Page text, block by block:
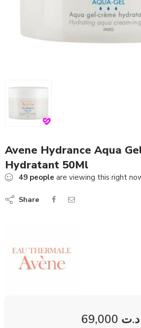
Avene Hydrance Aqua
Hydratant 50Ml
49 people are viewing this right
Share
د.ت